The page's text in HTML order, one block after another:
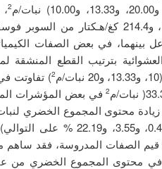
2،
بينهما، في بعض الصفات
بترتيب القطع المنشقة
2) تفاوتت في
2في بعض المؤشرات
زيادة محتوى المجموع الخضري
والآزوت والبروتين الخام